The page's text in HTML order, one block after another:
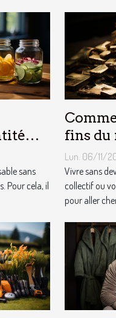
sans
Pour cela, il
fins du
Lun. 06/11/
Vivre sans
collectif ou
pour aller